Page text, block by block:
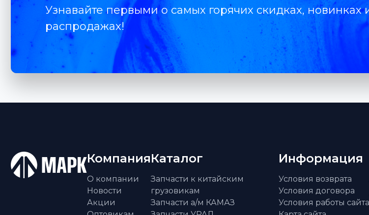
Узнавайте первыми о самых горячих скидках, новинках
распродажах!
Компания
О компании
Новости
Акции
Каталог
Запчасти к китайским
грузовикам
Запчасти а/м КАМАЗ
Информация
Условия возврата
Условия договора
Условия работы сайта